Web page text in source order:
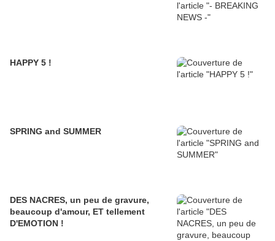
HAPPY 5 !
SPRING and SUMMER
DES NACRES, un peu de gravure,
beaucoup d'amour, ET tellement
D'EMOTION !